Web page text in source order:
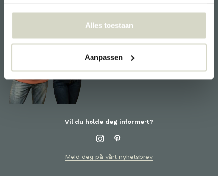
Alles toestaan
Aanpassen
Vi hjelper deg gjerne og er
klare for deg! For informasjon
din, vennligst kontakt
Vil du holde deg informert?
Meld deg på vårt nyhetsbrev